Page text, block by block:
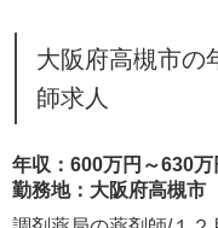
大阪府高槻市の
師求人
年収：600万円～630万
勤務地：大阪府高槻市